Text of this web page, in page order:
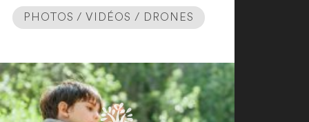
PHOTOS / VIDÉOS / DRONES